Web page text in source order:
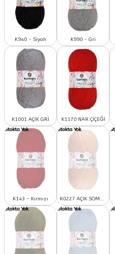
K940 - Siyah K990 - Gri
K1001 AÇIK GRİ K1170 NAR ÇİÇEĞİ
K143 - Kırmızı K0227 AÇIK SOMON